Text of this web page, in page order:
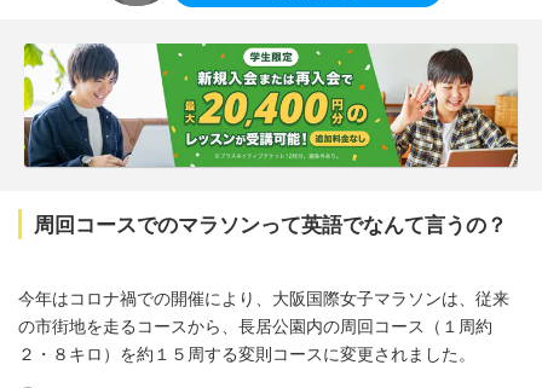
周回コースでのマラソンって英語でなんて言うの？
今年はコロナ禍での開催により、大阪国際女子マラソンは、従来
の市街地を走るコースから、長居公園内の周回コース（１周約
２・８キロ）を約１５周する変則コースに変更されました。